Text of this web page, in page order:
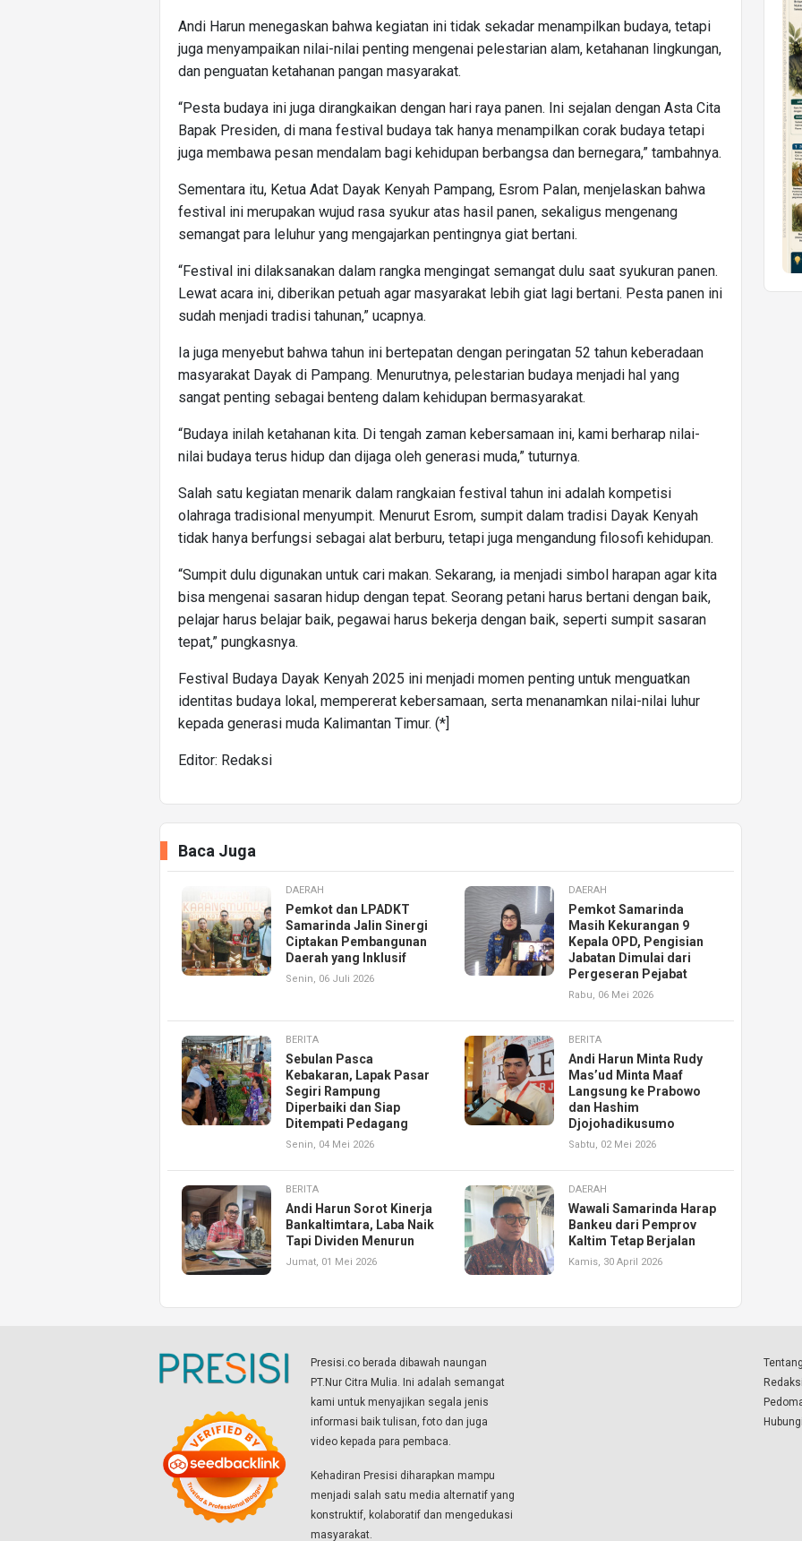
Andi Harun menegaskan bahwa kegiatan ini tidak sekadar menampilkan budaya, tetapi
juga menyampaikan nilai-nilai penting mengenai pelestarian alam, ketahanan lingkungan,
dan penguatan ketahanan pangan masyarakat.
“Pesta budaya ini juga dirangkaikan dengan hari raya panen. Ini sejalan dengan Asta Cita
Bapak Presiden, di mana festival budaya tak hanya menampilkan corak budaya tetapi
juga membawa pesan mendalam bagi kehidupan berbangsa dan bernegara,” tambahnya.
Sementara itu, Ketua Adat Dayak Kenyah Pampang, Esrom Palan, menjelaskan bahwa
festival ini merupakan wujud rasa syukur atas hasil panen, sekaligus mengenang
semangat para leluhur yang mengajarkan pentingnya giat bertani.
“Festival ini dilaksanakan dalam rangka mengingat semangat dulu saat syukuran panen.
Lewat acara ini, diberikan petuah agar masyarakat lebih giat lagi bertani. Pesta panen ini
sudah menjadi tradisi tahunan,” ucapnya.
Ia juga menyebut bahwa tahun ini bertepatan dengan peringatan 52 tahun keberadaan
masyarakat Dayak di Pampang. Menurutnya, pelestarian budaya menjadi hal yang
sangat penting sebagai benteng dalam kehidupan bermasyarakat.
“Budaya inilah ketahanan kita. Di tengah zaman kebersamaan ini, kami berharap nilai-
nilai budaya terus hidup dan dijaga oleh generasi muda,” tuturnya.
Salah satu kegiatan menarik dalam rangkaian festival tahun ini adalah kompetisi
olahraga tradisional menyumpit. Menurut Esrom, sumpit dalam tradisi Dayak Kenyah
tidak hanya berfungsi sebagai alat berburu, tetapi juga mengandung filosofi kehidupan.
“Sumpit dulu digunakan untuk cari makan. Sekarang, ia menjadi simbol harapan agar kita
bisa mengenai sasaran hidup dengan tepat. Seorang petani harus bertani dengan baik,
pelajar harus belajar baik, pegawai harus bekerja dengan baik, seperti sumpit sasaran
tepat,” pungkasnya.
Festival Budaya Dayak Kenyah 2025 ini menjadi momen penting untuk menguatkan
identitas budaya lokal, mempererat kebersamaan, serta menanamkan nilai-nilai luhur
kepada generasi muda Kalimantan Timur. (*]
Editor: Redaksi
Baca Juga
DAERAH
Pemkot dan LPADKT
Samarinda Jalin Sinergi
Ciptakan Pembangunan
Daerah yang Inklusif
Senin, 06 Juli 2026
DAERAH
Pemkot Samarinda
Masih Kekurangan 9
Kepala OPD, Pengisian
Jabatan Dimulai dari
Pergeseran Pejabat
Rabu, 06 Mei 2026
BERITA
Sebulan Pasca
Kebakaran, Lapak Pasar
Segiri Rampung
Diperbaiki dan Siap
Ditempati Pedagang
Senin, 04 Mei 2026
BERITA
Andi Harun Minta Rudy
Mas’ud Minta Maaf
Langsung ke Prabowo
dan Hashim
Djojohadikusumo
Sabtu, 02 Mei 2026
BERITA
Andi Harun Sorot Kinerja
Bankaltimtara, Laba Naik
Tapi Dividen Menurun
Jumat, 01 Mei 2026
DAERAH
Wawali Samarinda Harap
Bankeu dari Pemprov
Kaltim Tetap Berjalan
Kamis, 30 April 2026
Presisi.co berada dibawah naungan
PT.Nur Citra Mulia. Ini adalah semangat
kami untuk menyajikan segala jenis
informasi baik tulisan, foto dan juga
video kepada para pembaca.
Kehadiran Presisi diharapkan mampu
menjadi salah satu media alternatif yang
konstruktif, kolaboratif dan mengedukasi
masyarakat.
Redaksi